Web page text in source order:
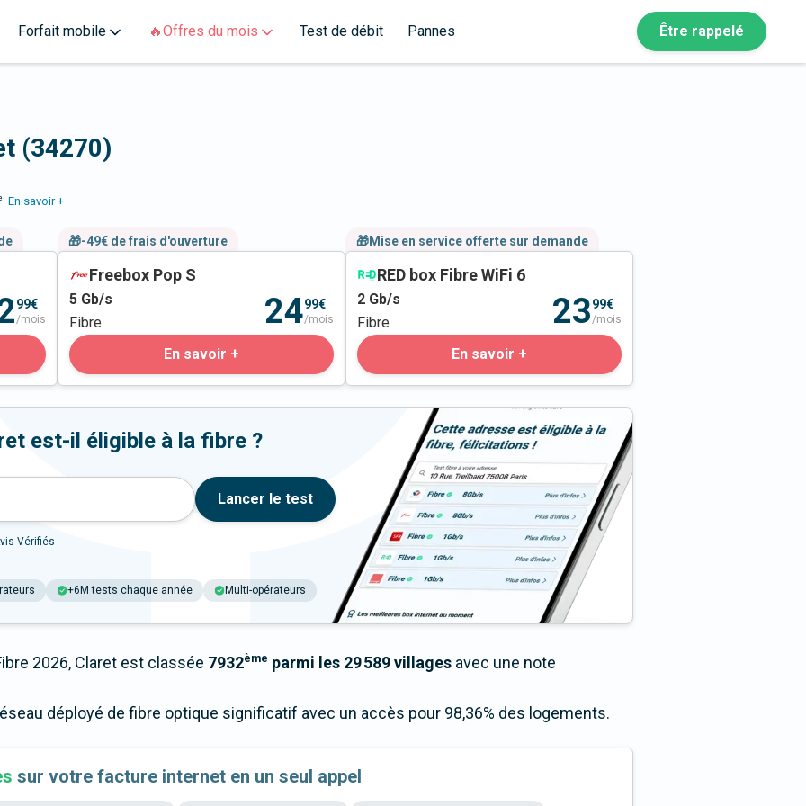
Forfait mobile 🔥Offres du mois Test de débit Pannes Être rappelé
(34270)
En savoir +
99€
/mois
🎁-49€ de frais d'ouverture
Freebox Pop S
5 Gb/s
Fibre
2499€
/mois
En savoir +
🎁Mise en service offerte sur demande
RED box Fibre WiFi 6
2 Gb/s
Fibre
2399€
/mois
En savoir +
est-il éligible à la fibre ?
Lancer le test
Vérifiés
+6M tests chaque année Multi-opérateurs
2026, Claret est classée 7932ème parmi les 29 589 villages avec une note
déployé de fibre optique significatif avec un accès pour 98,36% des logements.
sur votre facture internet en un seul appel